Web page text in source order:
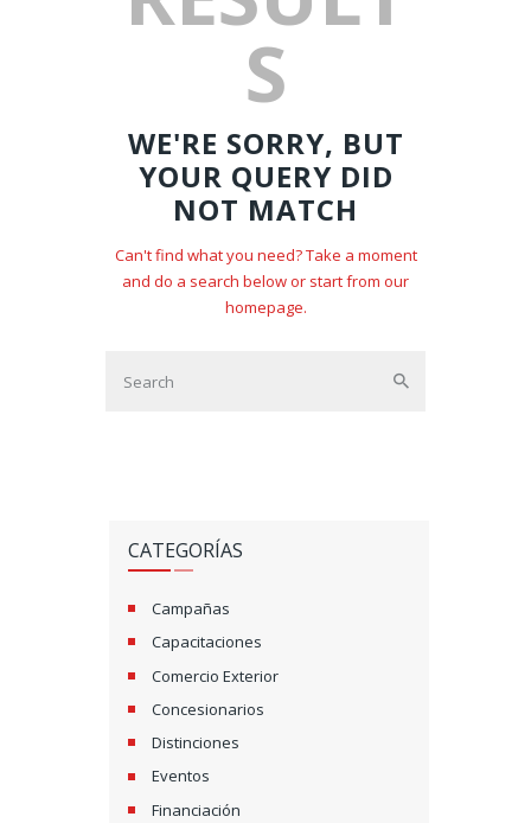
S
WE'RE SORRY, BUT
YOUR QUERY DID
NOT MATCH
Can't find what you need? Take a moment
and do a search below or start from our
homepage.
CATEGORÍAS
Campañas
Capacitaciones
Comercio Exterior
Concesionarios
Distinciones
Eventos
Financiación